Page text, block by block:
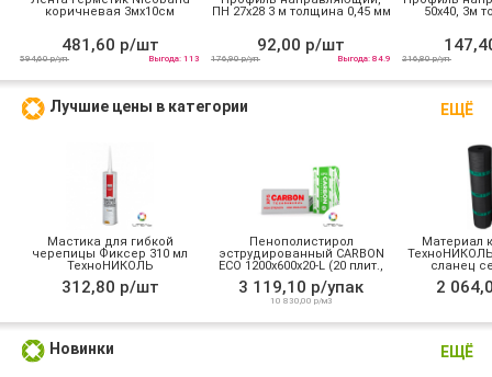
коричневая 3мх10см
481,60 р/шт
594,60 р/уп Выгода: 113
ПН 27х28 3 м толщина 0,45 мм
92,00 р/шт
176,90 р/уп Выгода: 84.9
50х40, 3м
216,80 р/уп
ЕЩЁ
Лучшие цены в категории
Мастика для гибкой
черепицы Фиксер 310 мл
ТехноНИКОЛЬ
312,80 р/шт
Пенополистирол
эструдированный CARBON
ECO 1200x600x20-L (20 плит.,
0,288м3) м3
3 119,10 р/упак
10 830,00 р/м3
Материал
сланец
2
ЕЩЁ
Новинки